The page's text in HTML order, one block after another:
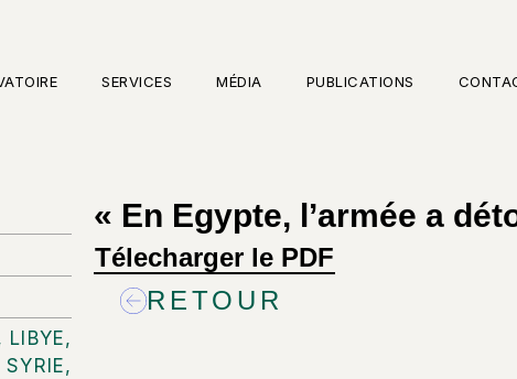
SERVICES MÉDIA PUBLICATIONS
LIBYE,
SYRIE,
« En Egypte, l’armée a
Télecharger le PDF
RETOUR